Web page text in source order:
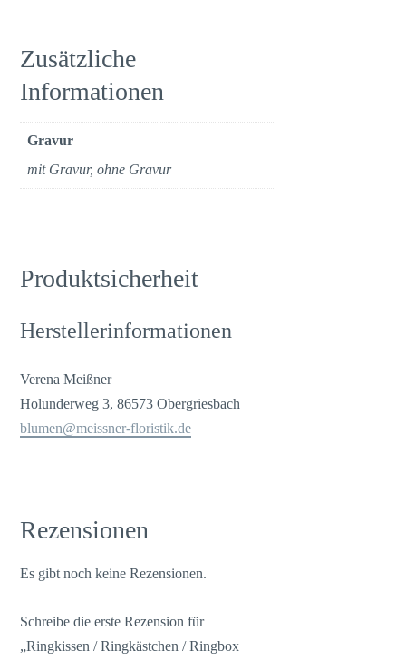
Zusätzliche
Informationen
Gravur
mit Gravur, ohne Gravur
Produktsicherheit
Herstellerinformationen
Verena Meißner
Holunderweg 3, 86573 Obergriesbach
blumen@meissner-floristik.de
Rezensionen
Es gibt noch keine Rezensionen.
Schreibe die erste Rezension für
„Ringkissen / Ringkästchen / Ringbox